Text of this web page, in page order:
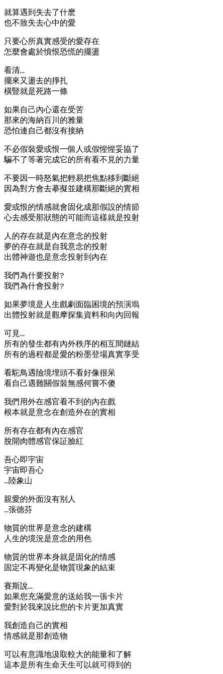
就算遇到失去了什麽
也不致失去心中的愛
只要心所真實感受的愛存在
怎麼會處於憤恨恐慌的擺盪
看清…
擺來又盪去的掙扎
橫豎就是死路一條
如果自己內心還在受苦
那來的海納百川的雅量
恐怕連自己都沒有接納
不必假裝愛或恨一個人或假惺惺妥協了
騙不了等著完成它的所有看不見的力量
不要因一時怒氣把輕易把焦點移到斷絕
因為對方會去摹擬並建構那斷絕的實相
愛或恨的情感就會固化成那假設的情節
心去感受那狀態的可能而這樣就是投射
人的存在就是內在意念的投射
夢的存在就是自我意念的投射
出體神遊也是意念投射到內在
我們為什要投射?
我們為什會投射?
如果夢境是人生戲劇面臨困境的預演塢
出體投射就是觀摩探集資料和向內回報
可見…
所有的發生都有內外秩序的相互間鏈結
所有的過程都是愛的粉墨登場真實享受
看駝鳥遇險境埋頭不看好像很呆
看自己遇難關假裝無感何嘗不傻
我們用外在感官看不到的內在戲
根本就是意念在創造外在的實相
所有存在都有內在感官
脫開肉體感官保証臉紅
吾心即宇宙
宇宙即吾心
…陸象山
親愛的外面沒有别人
…張德芬
物質的世界是意念的建構
人生的境況是意念的用色
物質的世界本身就是固化的情感
固定不再變化是物質現象的結束
賽斯說…
如果您充滿愛意的送給我一張卡片
愛對於我來說比您的卡片更加真實
我創造自己的實相
情感就是那創造物
可以有意識地汲取較大的能量和了解
這本是所有生命天生可以就可得到的